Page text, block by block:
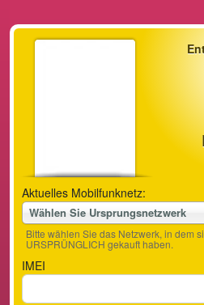
Aktuelles Mobilfunknetz:
Wählen Sie Ursprungsnetzwerk
Bitte wählen Sie das Netzwerk, in dem
URSPRÜNGLICH gekauft haben.
IMEI